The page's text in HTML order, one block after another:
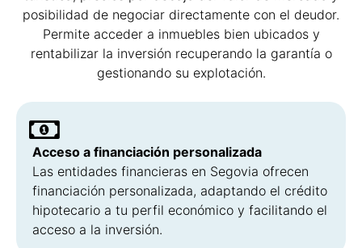
posibilidad de negociar directamente con el deudor.
Permite acceder a inmuebles bien ubicados y
rentabilizar la inversión recuperando la garantía o
gestionando su explotación.
Acceso a financiación personalizada
Las entidades financieras en Segovia ofrecen
financiación personalizada, adaptando el crédito
hipotecario a tu perfil económico y facilitando el
acceso a la inversión.